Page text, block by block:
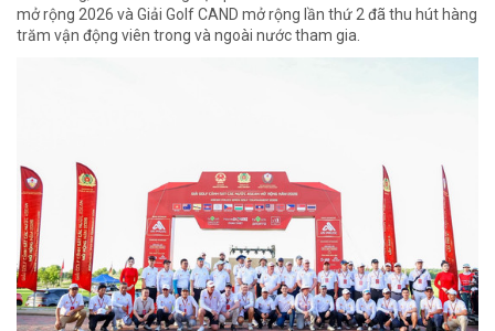
mở rộng 2026 và Giải Golf CAND mở rộng lần thứ 2 đã thu hút hàng
trăm vận động viên trong và ngoài nước tham gia.